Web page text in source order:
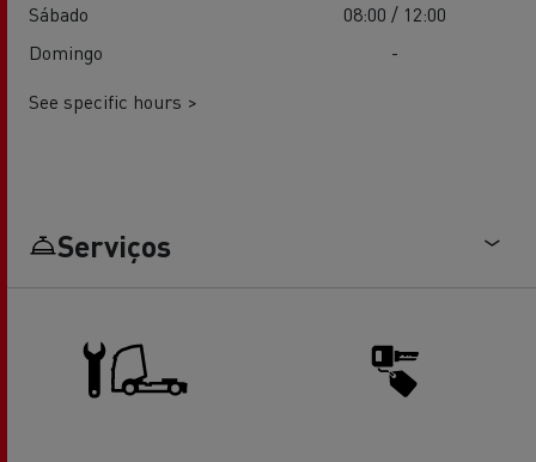
Sábado
08:00 / 12:00
Domingo
-
See specific hours >
Serviços